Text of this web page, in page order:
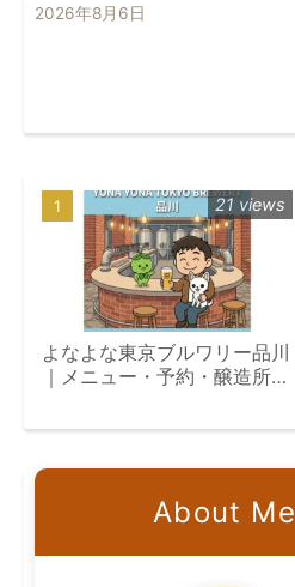
2026年8月6日
よなよな東京ブルワリー品川
｜メニュー・予約・醸造所見
21 views
About Me